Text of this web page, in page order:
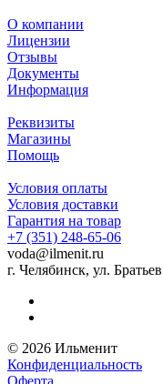
О компании
Лицензии
Отзывы
Документы
Информация
Реквизиты
Магазины
Помощь
Условия оплаты
Условия доставки
Гарантия на товар
+7 (351) 248-65-06
voda@ilmenit.ru
г. Челябинск, ул.
© 2026 Ильменит
Конфиденциальность
Оферта